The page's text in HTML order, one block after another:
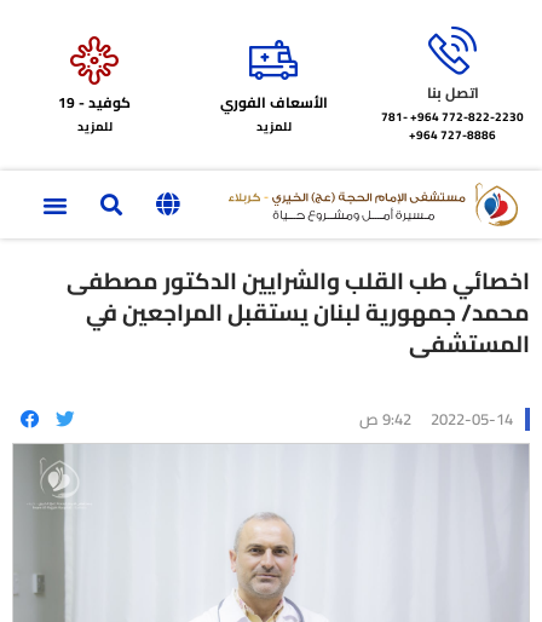
اتصل بنا
772-822-2230‏ 964+
781-
727-8886 964+
الأسعاف الفوري
للمزيد
كوفيد - 19
للمزيد
اخصائي طب القلب والشرايين الدكتور مصطفى
محمد/ جمهورية لبنان يستقبل المراجعين في
المستشفى
2022-05-14 9:42 ص